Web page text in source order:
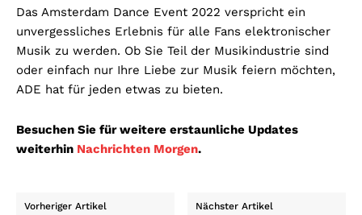
Das Amsterdam Dance Event 2022 verspricht ein
unvergessliches Erlebnis für alle Fans elektronischer
Musik zu werden. Ob Sie Teil der Musikindustrie sind
oder einfach nur Ihre Liebe zur Musik feiern möchten,
ADE hat für jeden etwas zu bieten.
Besuchen Sie für weitere erstaunliche Updates
weiterhin Nachrichten Morgen.
Vorheriger Artikel Nächster Artikel